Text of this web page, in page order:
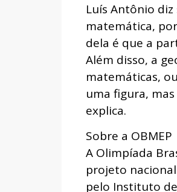
Luís Antônio
matemática,
dela é que a
Além disso, a
matemáticas,
uma figura,
explica.
Sobre a OBMEP
A Olimpíada
projeto
pelo Instituto